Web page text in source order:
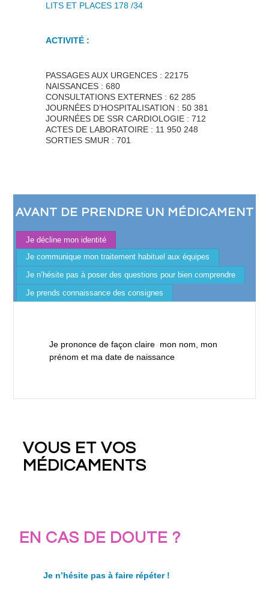
LITS ET PLACES 178 /34
ACTIVITÉ :
PASSAGES AUX URGENCES : 22175
NAISSANCES : 680
CONSULTATIONS EXTERNES : 62 285
JOURNÉES D’HOSPITALISATION : 50 381
JOURNÉES DE SSR CARDIOLOGIE : 712
ACTES DE LABORATOIRE : 11 950 248
SORTIES SMUR : 701
AVANT DE PRENDRE UN MÉDICAMENT
Je décline mon identité
Je communique mon traitement habituel aux équipes
Je n’hésite pas à poser des questions pour bien comprendre
Je prends connaissance des consignes
Je prononce de façon claire mon nom, mon
prénom et ma date de naissance
VOUS ET VOS
MÉDICAMENTS
EN CAS DE DOUTE ?
Je n’hésite pas à faire répéter !